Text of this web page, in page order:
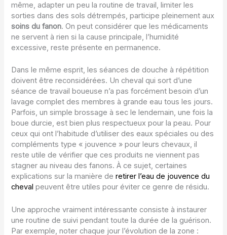
même, adapter un peu la routine de travail, limiter les
sorties dans des sols détrempés, participe pleinement aux
soins du fanon. On peut considérer que les médicaments
ne servent à rien si la cause principale, l’humidité
excessive, reste présente en permanence.
Dans le même esprit, les séances de douche à répétition
doivent être reconsidérées. Un cheval qui sort d’une
séance de travail boueuse n’a pas forcément besoin d’un
lavage complet des membres à grande eau tous les jours.
Parfois, un simple brossage à sec le lendemain, une fois la
boue durcie, est bien plus respectueux pour la peau. Pour
ceux qui ont l’habitude d’utiliser des eaux spéciales ou des
compléments type « jouvence » pour leurs chevaux, il
reste utile de vérifier que ces produits ne viennent pas
stagner au niveau des fanons. À ce sujet, certaines
explications sur la manière deretirer l’eau de jouvence du
cheval peuvent être utiles pour éviter ce genre de résidu.
Une approche vraiment intéressante consiste à instaurer
une routine de suivi pendant toute la durée de la guérison.
Par exemple, noter chaque jour l’évolution de la zone :